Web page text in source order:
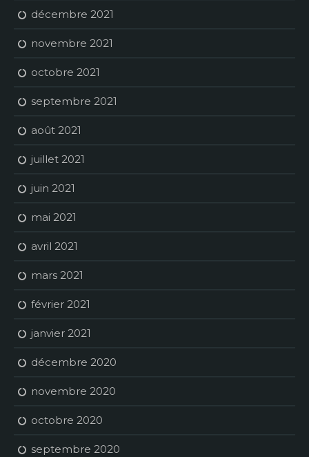
décembre 2021
novembre 2021
octobre 2021
septembre 2021
août 2021
juillet 2021
juin 2021
mai 2021
avril 2021
mars 2021
février 2021
janvier 2021
décembre 2020
novembre 2020
octobre 2020
septembre 2020